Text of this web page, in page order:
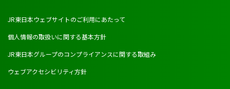
JR東日本ウェブサイトのご利用にあたって
個人情報の取扱いに関する基本方針
JR東日本グループのコンプライアンスに関する取組み
ウェブアクセシビリティ方針